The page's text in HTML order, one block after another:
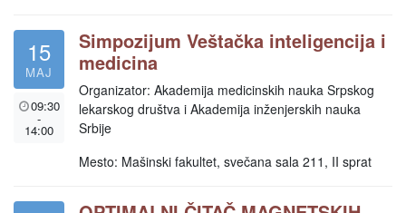
15
MAJ
09:30
-
14:00
Simpozijum Veštačka inteligencija i
medicina
Organizator: Akademija medicinskih nauka Srpskog
lekarskog društva i Akademija inženjerskih nauka
Srbije
Mesto: Mašinski fakultet, svečana sala 211, II sprat